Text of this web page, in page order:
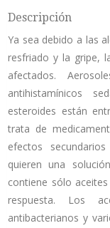
Descripción
Ya sea debido a las
resfriado y la gripe,
afectados.
antihistamínicos
esteroides están
trata de
efectos
quieren una
contiene sólo
respuesta. Los
antibacterianos y